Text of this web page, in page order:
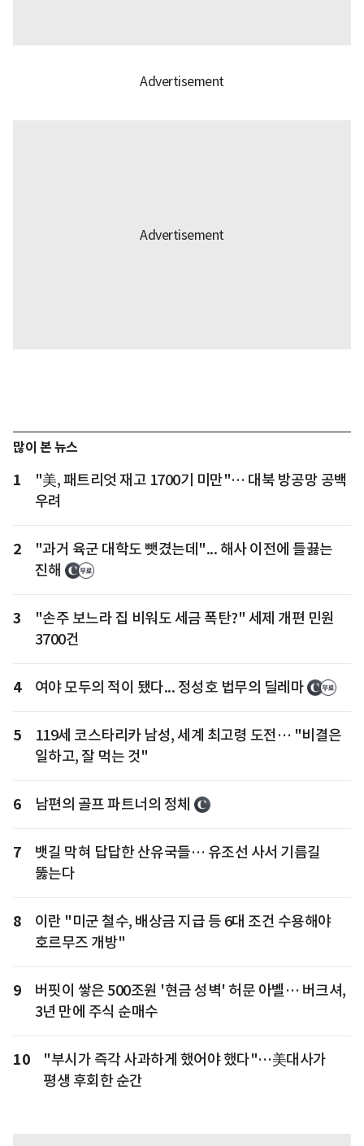
많이 본 뉴스
1
"美, 패트리엇 재고 1700기 미만"… 대북 방공망 공백
우려
2
"과거 육군 대학도 뺏겼는데"... 해사 이전에 들끓는
진해
3
"손주 보느라 집 비워도 세금 폭탄?" 세제 개편 민원
3700건
4 여야 모두의 적이 됐다... 정성호 법무의 딜레마
5
119세 코스타리카 남성, 세계 최고령 도전… "비결은
일하고, 잘 먹는 것"
6 남편의 골프 파트너의 정체
7
뱃길 막혀 답답한 산유국들… 유조선 사서 기름길
뚫는다
8
이란 "미군 철수, 배상금 지급 등 6대 조건 수용해야
호르무즈 개방"
9
버핏이 쌓은 500조원 '현금 성벽' 허문 아벨… 버크셔,
3년 만에 주식 순매수
10
"부시가 즉각 사과하게 했어야 했다"…美대사가
평생 후회한 순간